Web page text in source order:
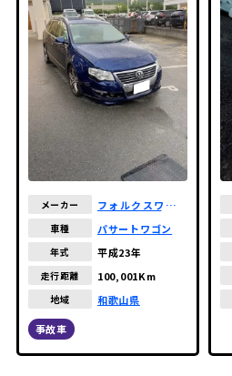
メーカー
フォルクスワーゲ
車種 パサートワゴン
年式 平成23年
走行距離 100,001Km
地域 和歌山県
事故車